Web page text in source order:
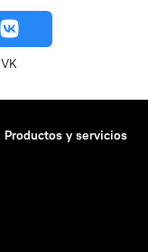
VK
Productos y servicios